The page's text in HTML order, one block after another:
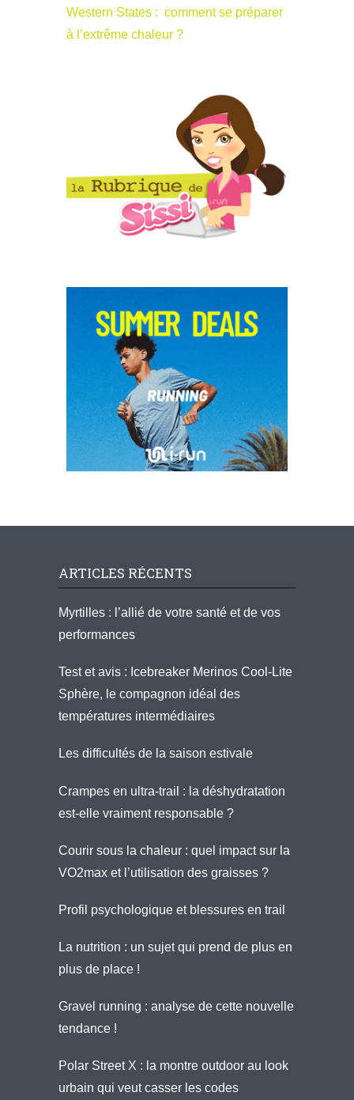
Western States : comment se préparer
à l’extrême chaleur ?
ARTICLES RÉCENTS
Myrtilles : l’allié de votre santé et de vos
performances
Test et avis : Icebreaker Merinos Cool-Lite
Sphère, le compagnon idéal des
températures intermédiaires
Les difficultés de la saison estivale
Crampes en ultra-trail : la déshydratation
est-elle vraiment responsable ?
Courir sous la chaleur : quel impact sur la
VO2max et l’utilisation des graisses ?
Profil psychologique et blessures en trail
La nutrition : un sujet qui prend de plus en
plus de place !
Gravel running : analyse de cette nouvelle
tendance !
Polar Street X : la montre outdoor au look
urbain qui veut casser les codes